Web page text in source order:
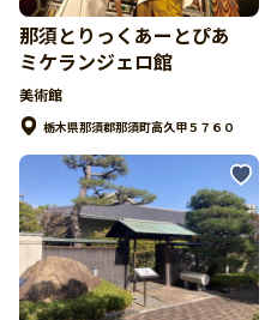
那須とりっくあーとぴあ
ミケランジェロ館
美術館
栃木県那須郡那須町高久甲５７６０